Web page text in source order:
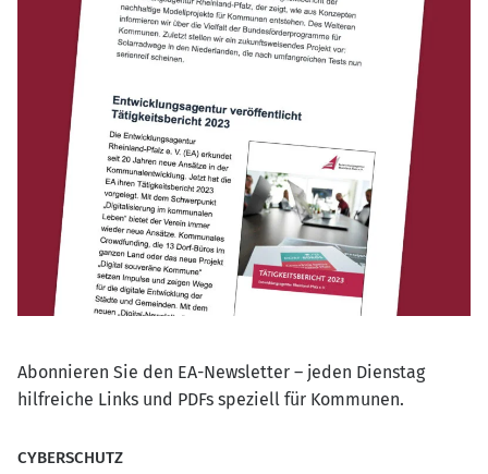
Abonnieren Sie den EA-Newsletter – jeden Dienstag
hilfreiche Links und PDFs speziell für Kommunen.
CYBERSCHUTZ